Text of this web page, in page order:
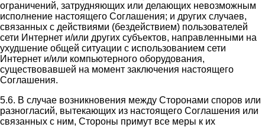
ограничений, затрудняющих или делающих невозможным
исполнение настоящего Соглашения; и других случаев,
связанных с действиями (бездействием) пользователей
сети Интернет и/или других субъектов, направленными на
ухудшение общей ситуации с использованием сети
Интернет и/или компьютерного оборудования,
существовавшей на момент заключения настоящего
Соглашения.
5.6. В случае возникновения между Сторонами споров или
разногласий, вытекающих из настоящего Соглашения или
связанных с ним, Стороны примут все меры к их